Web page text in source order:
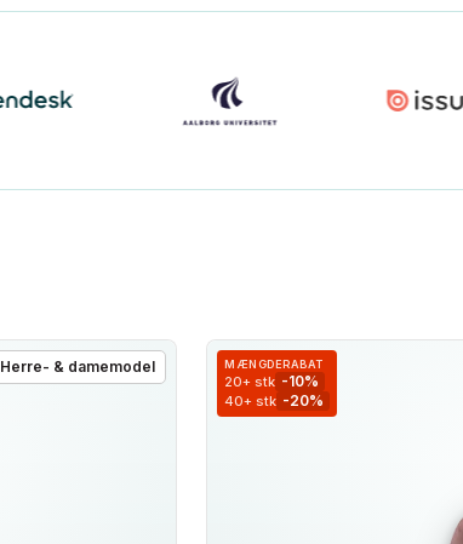
Herre- & damemodel MÆNGDERABAT
20+ stk -10%
40+ stk -20%